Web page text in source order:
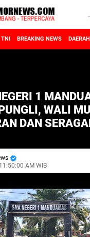
TNI BREAKING NEWS DAERAH
1
WALI
DAN
AM WIB